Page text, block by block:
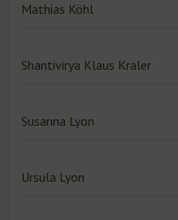
Mathias Köhl
Shantivirya Klaus Kraler
Susanna Lyon
Ursula Lyon